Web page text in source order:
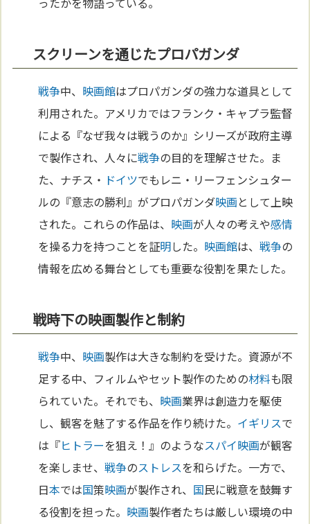
スクリーンを通じたプロパガンダ
戦争中、 映画館はプロパガンダの強力な道具として
利用された。アメリカではフランク・キャプラ監督
による『なぜ我々は戦うのか』シリーズが政府主導
で製作され、人々に戦争の目的を理解させた。ま
た、ナチス・ ドイツでもレニ・リーフェンシュター
ルの『意志の勝利』がプロパガンダ映画として上映
された。これらの作品は、 映画が人々の考えや感情
を操る力を持つことを証明した。 映画館は、戦争の
情報を広める舞台としても重要な役割を果たした。
戦時下の映画製作と制約
戦争中、 映画製作は大きな制約を受けた。資源が不
足する中、フィルムやセット製作のための材料も限
られていた。それでも、 映画業界は創造力を駆使
し、観客を魅了する作品を作り続けた。 イギリスで
は『ヒトラーを狙え！』のようなスパイ映画が観客
を楽しませ、戦争のストレスを和らげた。一方で、
日本では国策映画が製作され、 国民に戦意を鼓舞す
る役割を担った。 映画製作者たちは厳しい環境の中